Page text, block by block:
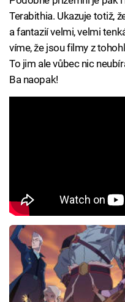
Terabithia. Ukazuje totiž,
a fantazií velmi, velmi
víme, že jsou filmy z
To jim ale vůbec nic
Ba naopak!